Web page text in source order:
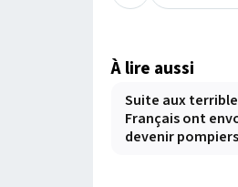
À lire aussi
Suite aux
Français ont
devenir